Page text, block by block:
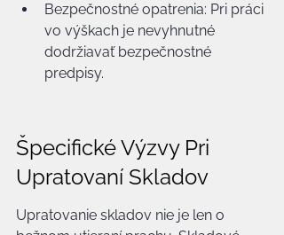
Bezpečnostné opatrenia: Pri práci
vo výškach je nevyhnutné
dodržiavať bezpečnostné
predpisy.
Špecifické Výzvy Pri
Upratovaní Skladov
Upratovanie skladov nie je len o